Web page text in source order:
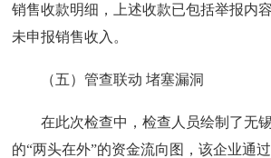
销售收款明细，上述收款已包括举报内
未申报销售收入。
（五）管查联动 堵塞漏洞
在此次检查中，检查人员绘制了无锡
的“两头在外”的资金流向图，该企业通